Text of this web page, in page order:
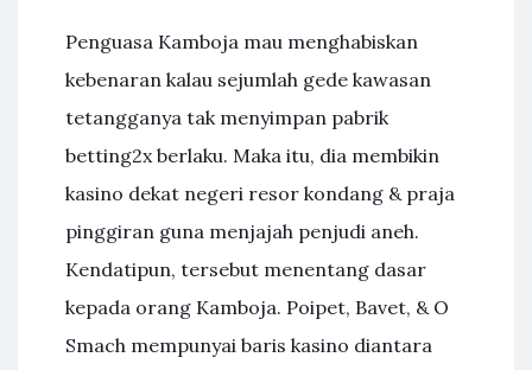
Penguasa Kamboja mau menghabiskan
kebenaran kalau sejumlah gede kawasan
tetangganya tak menyimpan pabrik
betting2x berlaku. Maka itu, dia membikin
kasino dekat negeri resor kondang & praja
pinggiran guna menjajah penjudi aneh.
Kendatipun, tersebut menentang dasar
kepada orang Kamboja. Poipet, Bavet, & O
Smach mempunyai baris kasino diantara